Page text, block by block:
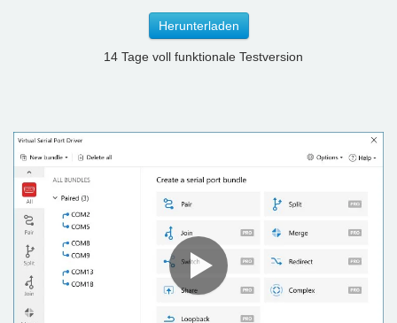
Herunterladen
14 Tage voll funktionale Testversion